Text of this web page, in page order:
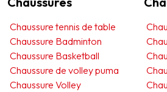
Chaussure tennis de table
Chaussure Badminton
Chaussure Basketball
Chaussure de volley puma
Chaussure Volley